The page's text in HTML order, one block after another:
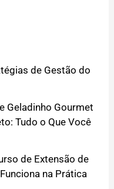
de Gestão do
Geladinho Gourmet
Tudo o Que Você
de Extensão de
na Prática